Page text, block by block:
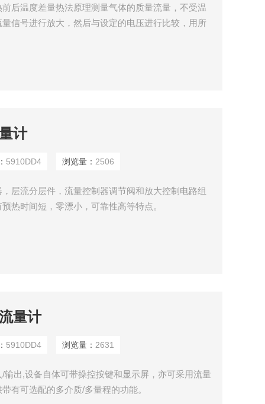
后温度差量热法原理测量气体的质量流量，不受温
信号进行放大，然后与设定的电压进行比较，用所
计
5910DD4 浏览量： 2506
层流分层件，流量控制器调节阀和放大控制电路组
热时间短，零漂小，可靠性高等特点。
量计
5910DD4 浏览量： 2631
出,设备自体可带操控按键和显示屏，亦可采用流量
有可选配的多介质/多量程的功能。